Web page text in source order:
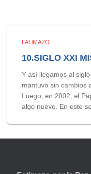
FATIMAZO
10.SIGLO XXI
Y así llegamos al
mantuvo sin cambios
Luego, en 2002, el
algo nuevo. En este